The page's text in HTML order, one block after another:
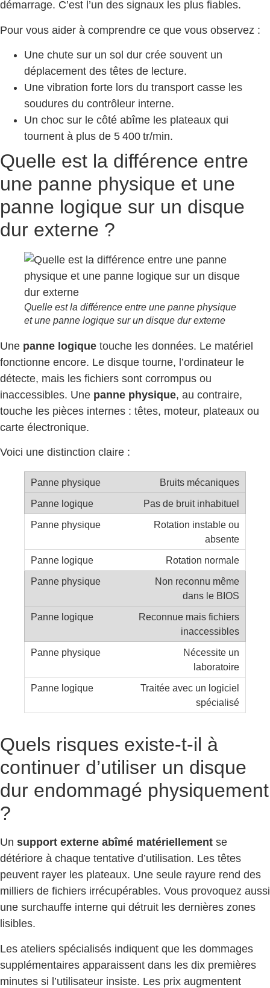
démarrage. C’est l’un des signaux les plus fiables.
Pour vous aider à comprendre ce que vous observez :
Une chute sur un sol dur crée souvent un
déplacement des têtes de lecture.
Une vibration forte lors du transport casse les
soudures du contrôleur interne.
Un choc sur le côté abîme les plateaux qui
tournent à plus de 5 400 tr/min.
Quelle est la différence entre
une panne physique et une
panne logique sur un disque
dur externe ?
Quelle est la différence entre une panne physique
et une panne logique sur un disque dur externe
Une panne logique touche les données. Le matériel
fonctionne encore. Le disque tourne, l’ordinateur le
détecte, mais les fichiers sont corrompus ou
inaccessibles. Une panne physique, au contraire,
touche les pièces internes : têtes, moteur, plateaux ou
carte électronique.
Voici une distinction claire :
Bruits mécaniques
Pas de bruit inhabituel
Rotation instable ou
absente
Rotation normale
Non reconnu même
dans le BIOS
Reconnue mais fichiers
inaccessibles
Nécessite un
laboratoire
Traitée avec un logiciel
spécialisé
Quels risques existe-t-il à
continuer d’utiliser un disque
dur endommagé physiquement
?
Un support externe abîmé matériellement se
détériore à chaque tentative d’utilisation. Les têtes
peuvent rayer les plateaux. Une seule rayure rend des
milliers de fichiers irrécupérables. Vous provoquez aussi
une surchauffe interne qui détruit les dernières zones
lisibles.
Les ateliers spécialisés indiquent que les dommages
supplémentaires apparaissent dans les dix premières
minutes si l’utilisateur insiste. Les prix augmentent